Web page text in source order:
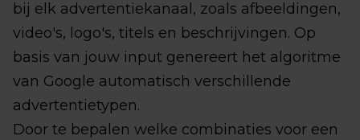
bij elk advertentiekanaal, zoals afbeeldingen,
video's, logo's, titels en beschrijvingen. Op
basis van jouw input genereert het algoritme
van Google automatisch verschillende
advertentietypen.
Door te bepalen welke combinaties voor een